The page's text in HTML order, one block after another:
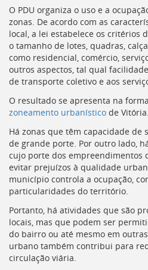
Ir
para
a
página
inicial
do
Portal
Ir
para
Portal
de
Serviços
[]
Ir
para
a
lista
de
secretarias
[]
O PDU organiza o uso e a
zonas. De acordo com as
local, a lei estabelece os critérios
o tamanho de lotes, quadras,
como residencial, comércio,
outros aspectos, tal qual
de transporte coletivo e aos
O resultado se apresenta na
zoneamento urbanístico de Vitória.
Há zonas que têm capacidade de
de grande porte. Por outro lado,
cujo porte dos empreendimentos
evitar prejuízos à qualidade
município controla a ocupação,
particularidades do território.
Portanto, há atividades que são
locais, mas que podem ser
do bairro ou até mesmo em
urbano também contribui para
circulação viária.